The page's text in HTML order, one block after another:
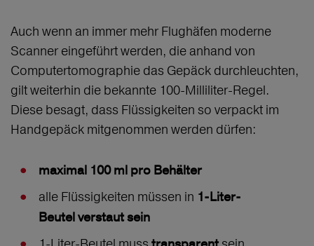
Auch wenn an immer mehr Flughäfen moderne
Scanner eingeführt werden, die anhand von
Computertomographie das Gepäck durchleuchten,
gilt weiterhin die bekannte 100-Milliliter-Regel.
Diese besagt, dass Flüssigkeiten so verpackt im
Handgepäck mitgenommen werden dürfen:
maximal 100 ml pro Behälter
alle Flüssigkeiten müssen in 1-Liter-
Beutel verstaut sein